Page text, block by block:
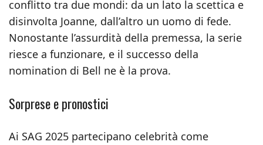
conflitto tra due mondi: da un lato la scettica e
disinvolta Joanne, dall’altro un uomo di fede.
Nonostante l’assurdità della premessa, la serie
riesce a funzionare, e il successo della
nomination di Bell ne è la prova.
Sorprese e pronostici
Ai SAG 2025 partecipano celebrità come